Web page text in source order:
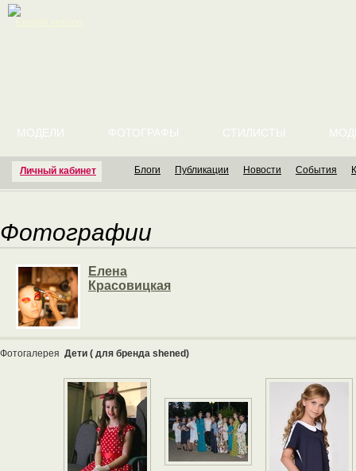
Личный кабинет
МОДЕЛИ ФОТОГРАФЫ СТИЛИСТЫ
Блоги Публикации Новости События
Фотографии
Елена
Красовицкая
Фотогалерея Дети ( для бренда shened)